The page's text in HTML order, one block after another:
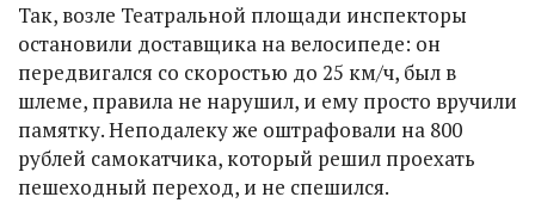
Так, возле Театральной площади инспекторы
остановили доставщика на велосипеде: он
передвигался со скоростью до 25 км/ч, был в
шлеме, правила не нарушил, и ему просто вручили
памятку. Неподалеку же оштрафовали на 800
рублей самокатчика, который решил проехать
пешеходный переход, и не спешился.